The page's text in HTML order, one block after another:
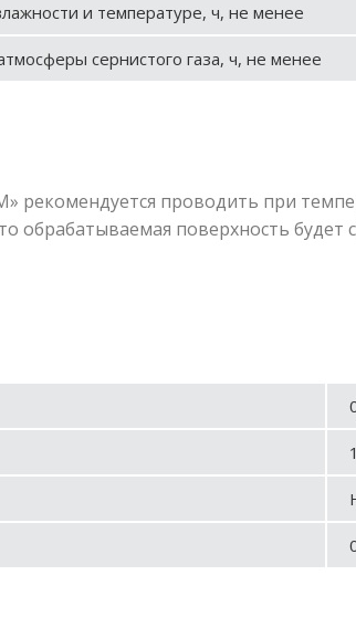
и температуре, ч, не менее
сернистого газа, ч, не менее
проводить при
обрабатываемая поверхность будет